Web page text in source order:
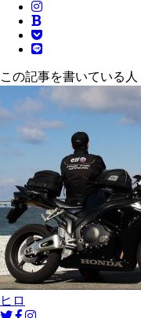
この記事を書いている人
ヒロ